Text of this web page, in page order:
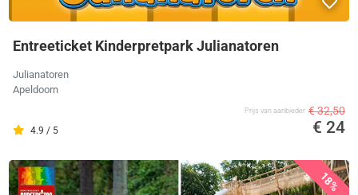
Entreeticket Kinderpretpark Julianatoren
Julianatoren
Apeldoorn
4.9 / 5
Prijs van aanbieder € 32,50
€ 24
18%